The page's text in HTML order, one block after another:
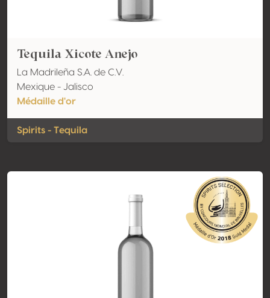
Tequila Xicote Anejo
La Madrileña S.A. de C.V.
Mexique - Jalisco
Médaille d'or
Spirits - Tequila